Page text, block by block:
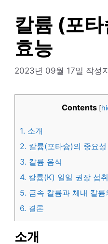
칼륨 (포
효능
2023년 09월 17일 작성
Contents [
1. 소개
2. 칼륨(포타슘)의 중요
3. 칼륨 음식
4. 칼륨(K) 일일 권장 섭
5. 금속 칼륨과 체내 칼륨
6. 결론
소개